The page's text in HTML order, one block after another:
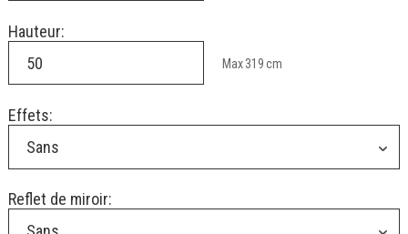
Hauteur:
Max319cm
Effets:
Sans
Reflet de miroir: